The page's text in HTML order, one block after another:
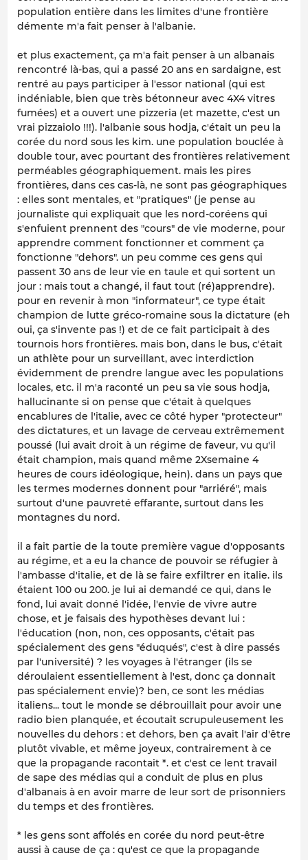
population entière dans les limites d'une frontière
démente m'a fait penser à l'albanie.
et plus exactement, ça m'a fait penser à un albanais
rencontré là-bas, qui a passé 20 ans en sardaigne, est
rentré au pays participer à l'essor national (qui est
indéniable, bien que très bétonneur avec 4X4 vitres
fumées) et a ouvert une pizzeria (et mazette, c'est un
vrai pizzaiolo !!!). l'albanie sous hodja, c'était un peu la
corée du nord sous les kim. une population bouclée à
double tour, avec pourtant des frontières relativement
perméables géographiquement. mais les pires
frontières, dans ces cas-là, ne sont pas géographiques
: elles sont mentales, et "pratiques" (je pense au
journaliste qui expliquait que les nord-coréens qui
s'enfuient prennent des "cours" de vie moderne, pour
apprendre comment fonctionner et comment ça
fonctionne "dehors". un peu comme ces gens qui
passent 30 ans de leur vie en taule et qui sortent un
jour : mais tout a changé, il faut tout (ré)apprendre).
pour en revenir à mon "informateur", ce type était
champion de lutte gréco-romaine sous la dictature (eh
oui, ça s'invente pas !) et de ce fait participait à des
tournois hors frontières. mais bon, dans le bus, c'était
un athlète pour un surveillant, avec interdiction
évidemment de prendre langue avec les populations
locales, etc. il m'a raconté un peu sa vie sous hodja,
hallucinante si on pense que c'était à quelques
encablures de l'italie, avec ce côté hyper "protecteur"
des dictatures, et un lavage de cerveau extrêmement
poussé (lui avait droit à un régime de faveur, vu qu'il
était champion, mais quand même 2Xsemaine 4
heures de cours idéologique, hein). dans un pays que
les termes modernes donnent pour "arriéré", mais
surtout d'une pauvreté effarante, surtout dans les
montagnes du nord.
il a fait partie de la toute première vague d'opposants
au régime, et a eu la chance de pouvoir se réfugier à
l'ambasse d'italie, et de là se faire exfiltrer en italie. ils
étaient 100 ou 200. je lui ai demandé ce qui, dans le
fond, lui avait donné l'idée, l'envie de vivre autre
chose, et je faisais des hypothèses devant lui :
l'éducation (non, non, ces opposants, c'était pas
spécialement des gens "éduqués", c'est à dire passés
par l'université) ? les voyages à l'étranger (ils se
déroulaient essentiellement à l'est, donc ça donnait
pas spécialement envie)? ben, ce sont les médias
italiens... tout le monde se débrouillait pour avoir une
radio bien planquée, et écoutait scrupuleusement les
nouvelles du dehors : et dehors, ben ça avait l'air d'être
plutôt vivable, et même joyeux, contrairement à ce
que la propagande racontait *. et c'est ce lent travail
de sape des médias qui a conduit de plus en plus
d'albanais à en avoir marre de leur sort de prisonniers
du temps et des frontières.
* les gens sont affolés en corée du nord peut-être
aussi à cause de ça : qu'est ce que la propagande